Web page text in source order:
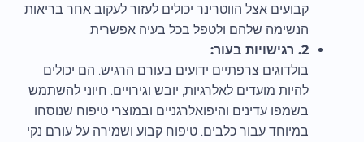
קבועים אצל הווטרינר יכולים לעזור לעקוב אחר בריאות
הנשימה שלהם ולטפל בכל בעיה אפשרית.
2. רגישויות בעור:
בולדוגים צרפתיים ידועים בעורם הרגיש. הם יכולים
להיות מועדים לאלרגיות, יובש וגירויים. חיוני להשתמש
בשמפו עדינים והיפואלרגניים ובמוצרי טיפוח שנוסחו
במיוחד עבור כלבים. טיפוח קבוע ושמירה על עורם נקי